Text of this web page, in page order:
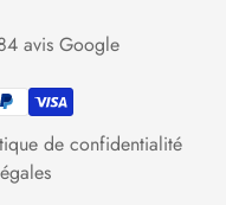
avis Google
de confidentialité